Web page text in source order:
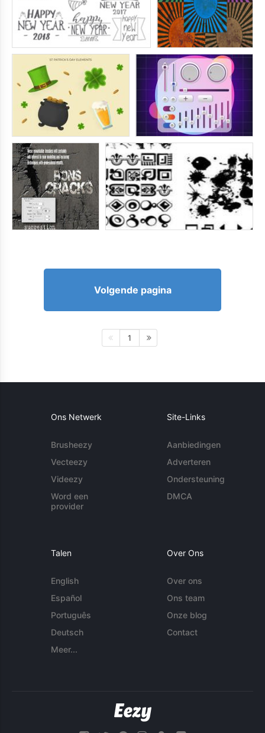
Volgende pagina
1
Ons Netwerk
Brusheezy
Vecteezy
Videezy
Word een
provider
Site-Links
Aanbiedingen
Adverteren
Ondersteuning
DMCA
Talen
English
Español
Português
Deutsch
Meer...
Over Ons
Over ons
Ons team
Onze blog
Contact